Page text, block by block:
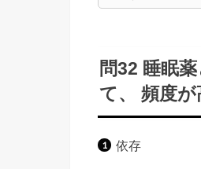
問32 睡眠
て、 頻度が
依存